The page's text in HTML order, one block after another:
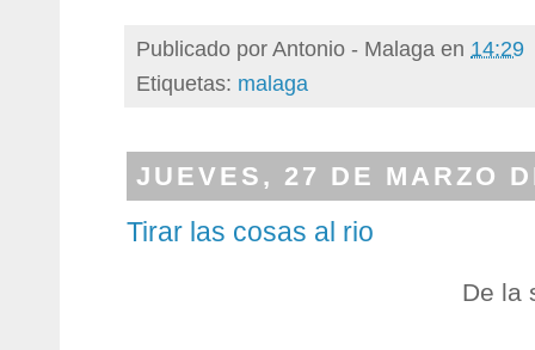
Publicado porAntonio - Malaga en 14:29
Etiquetas: malaga
JUEVES, 27 DE MARZO
Tirar las cosas al rio
De la